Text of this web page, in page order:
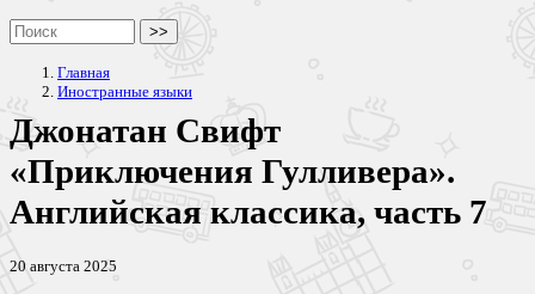
>>
Главная
Иностранные языки
Джонатан Свифт
«Приключения Гулливера».
Английская классика, часть 7
20 августа 2025